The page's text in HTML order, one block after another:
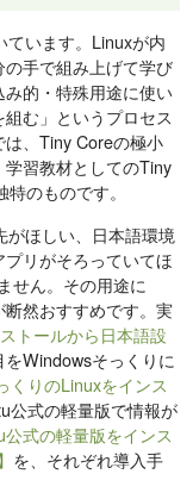
います。Linuxが内
手で組み上げて学び
的・特殊用途に使い
む」というプロセス
、Tiny Coreの極小
習教材としてのTiny
のものです。
ほしい、日本語環境
リがそろっていてほ
せん。その用途に
然おすすめです。実
トールから日本語設
をWindowsそっくりに
くりのLinuxをインス
公式の軽量版で情報が
式の軽量版をインス
を、それぞれ導入手